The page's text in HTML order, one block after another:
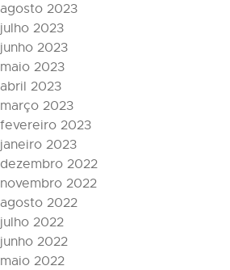
agosto 2023
julho 2023
junho 2023
maio 2023
abril 2023
março 2023
fevereiro 2023
janeiro 2023
dezembro 2022
novembro 2022
agosto 2022
julho 2022
junho 2022
maio 2022